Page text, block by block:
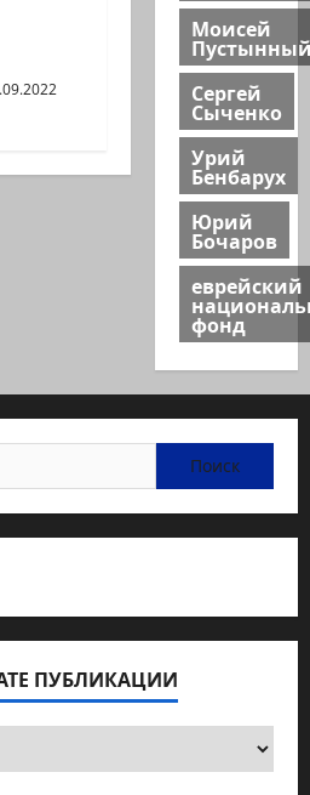
Моисей
Сергей
Сыченко
Урий
Бенбарух
Юрий
Бочаров
еврейский
фонд
ПУБЛИКАЦИИ